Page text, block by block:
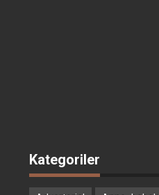
Kategoriler